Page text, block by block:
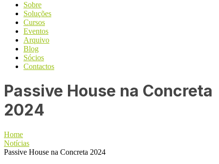
Sobre
Soluções
Cursos
Eventos
Arquivo
Blog
Sócios
Contactos
Passive House na Concreta
2024
Home
Notícias
Passive House na Concreta 2024